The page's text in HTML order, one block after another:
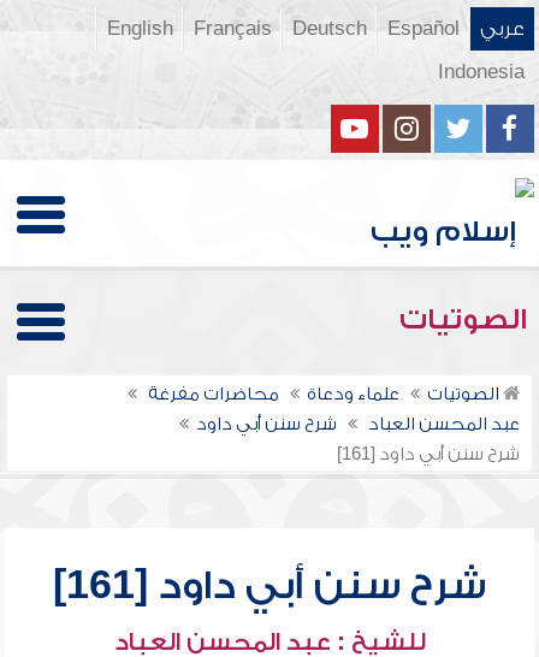
عربي Español
Deutsch
Français
English
Indonesia
الصوتيات
الصوتيات علماء ودعاة
محاضرات مفرغة
عبد المحسن العباد
شرح سنن أبي داود
شرح سنن أبي داود [161]
شرح سنن أبي داود [161]
للشيخ : عبد المحسن العباد